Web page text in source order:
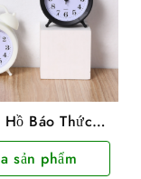
Báo Thức
Hình Chuông
Cách
sản phẩm